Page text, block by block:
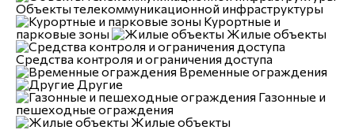
Объекты телекоммуникационной инфраструктуры
Курортные и
парковые зоны
Жилые объекты
Средства контроля и ограничения доступа
Временные ограждения
Другие
Газонные и
пешеходные ограждения
Жилые объекты